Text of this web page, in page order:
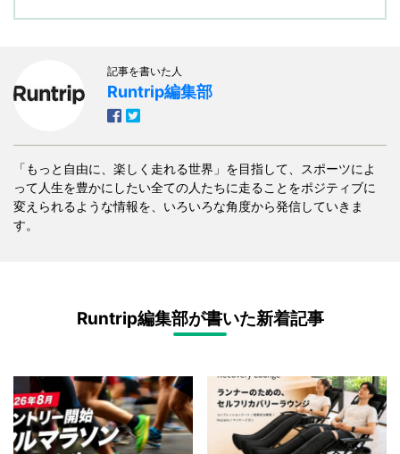
記事を書いた人
Runtrip編集部
「もっと自由に、楽しく走れる世界」を目指して、スポーツによ
って人生を豊かにしたい全ての人たちに走ることをポジティブに
変えられるような情報を、いろいろな角度から発信していきま
す。
Runtrip編集部が書いた新着記事